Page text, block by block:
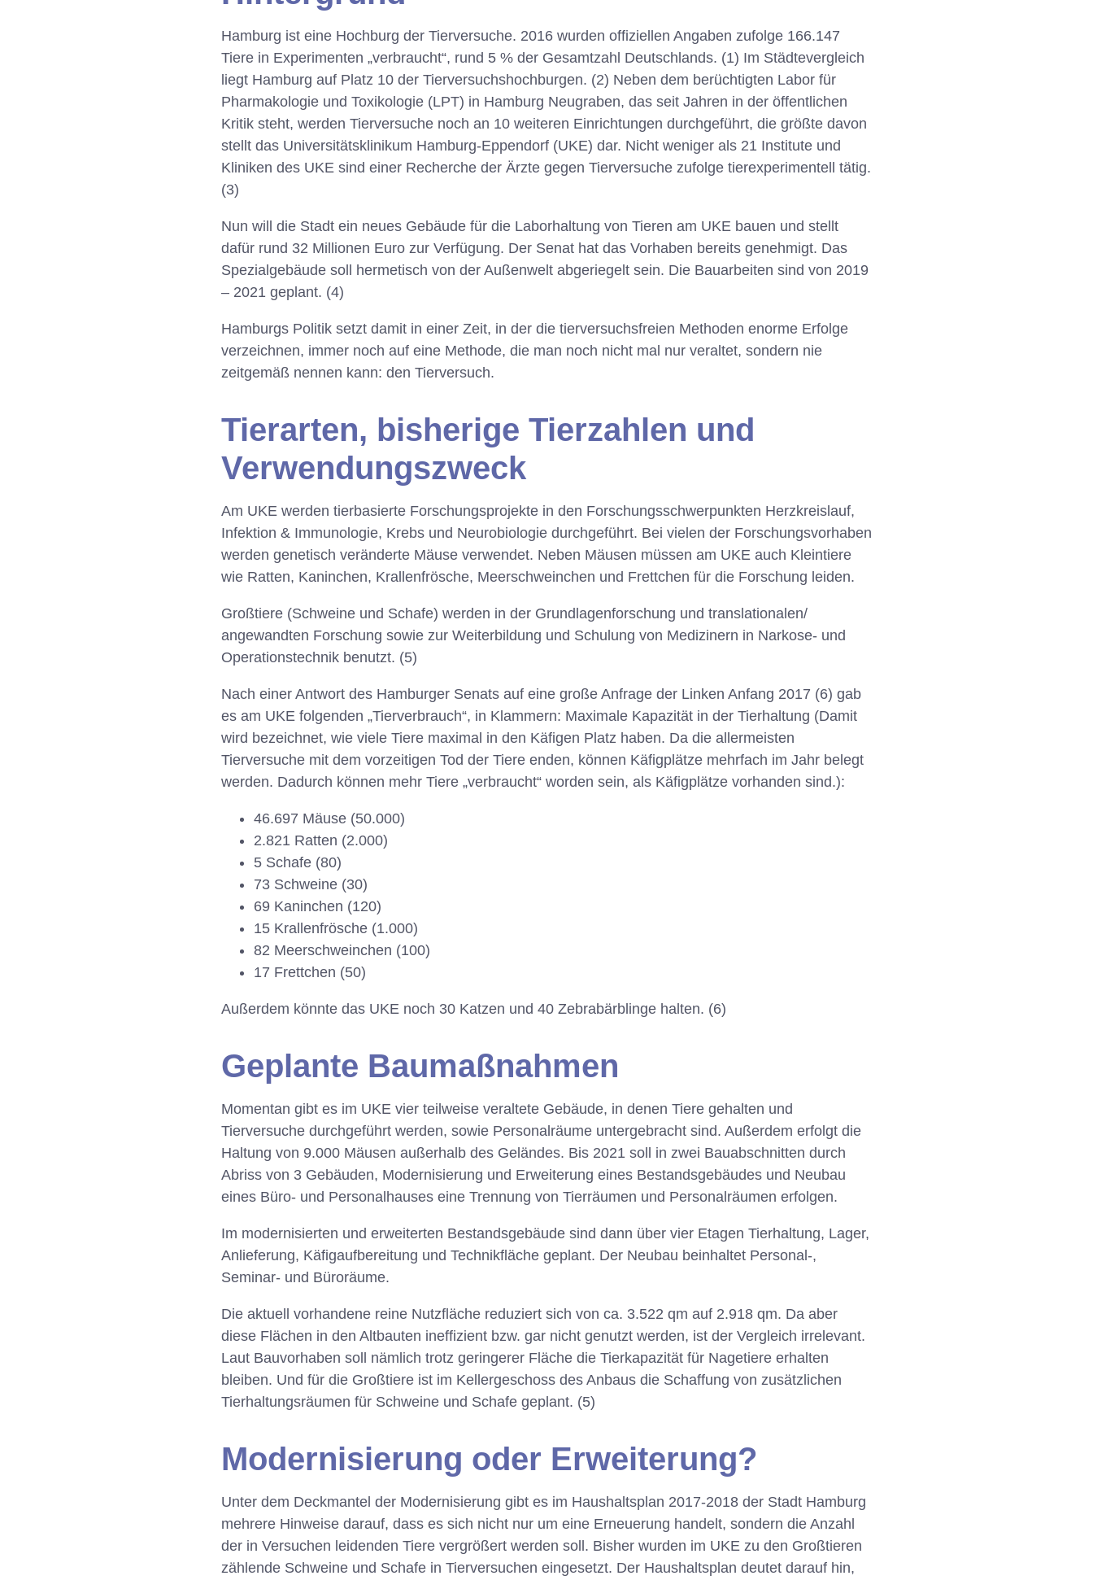
Hamburg ist eine Hochburg der Tierversuche. 2016 wurden offiziellen Angaben zufolge 166.147
Tiere in Experimenten „verbraucht“, rund 5 % der Gesamtzahl Deutschlands. (1) Im Städtevergleich
liegt Hamburg auf Platz 10 der Tierversuchshochburgen. (2) Neben dem berüchtigten Labor für
Pharmakologie und Toxikologie (LPT) in Hamburg Neugraben, das seit Jahren in der öffentlichen
Kritik steht, werden Tierversuche noch an 10 weiteren Einrichtungen durchgeführt, die größte davon
stellt das Universitätsklinikum Hamburg-Eppendorf (UKE) dar. Nicht weniger als 21 Institute und
Kliniken des UKE sind einer Recherche der Ärzte gegen Tierversuche zufolge tierexperimentell tätig.
(3)
Nun will die Stadt ein neues Gebäude für die Laborhaltung von Tieren am UKE bauen und stellt
dafür rund 32 Millionen Euro zur Verfügung. Der Senat hat das Vorhaben bereits genehmigt. Das
Spezialgebäude soll hermetisch von der Außenwelt abgeriegelt sein. Die Bauarbeiten sind von 2019
– 2021 geplant. (4)
Hamburgs Politik setzt damit in einer Zeit, in der die tierversuchsfreien Methoden enorme Erfolge
verzeichnen, immer noch auf eine Methode, die man noch nicht mal nur veraltet, sondern nie
zeitgemäß nennen kann: den Tierversuch.
Tierarten, bisherige Tierzahlen und
Verwendungszweck
Am UKE werden tierbasierte Forschungsprojekte in den Forschungsschwerpunkten Herzkreislauf,
Infektion & Immunologie, Krebs und Neurobiologie durchgeführt. Bei vielen der Forschungsvorhaben
werden genetisch veränderte Mäuse verwendet. Neben Mäusen müssen am UKE auch Kleintiere
wie Ratten, Kaninchen, Krallenfrösche, Meerschweinchen und Frettchen für die Forschung leiden.
Großtiere (Schweine und Schafe) werden in der Grundlagenforschung und translationalen/
angewandten Forschung sowie zur Weiterbildung und Schulung von Medizinern in Narkose- und
Operationstechnik benutzt. (5)
Nach einer Antwort des Hamburger Senats auf eine große Anfrage der Linken Anfang 2017 (6) gab
es am UKE folgenden „Tierverbrauch“, in Klammern: Maximale Kapazität in der Tierhaltung (Damit
wird bezeichnet, wie viele Tiere maximal in den Käfigen Platz haben. Da die allermeisten
Tierversuche mit dem vorzeitigen Tod der Tiere enden, können Käfigplätze mehrfach im Jahr belegt
werden. Dadurch können mehr Tiere „verbraucht“ worden sein, als Käfigplätze vorhanden sind.):
46.697 Mäuse (50.000)
2.821 Ratten (2.000)
5 Schafe (80)
73 Schweine (30)
69 Kaninchen (120)
15 Krallenfrösche (1.000)
82 Meerschweinchen (100)
17 Frettchen (50)
Außerdem könnte das UKE noch 30 Katzen und 40 Zebrabärblinge halten. (6)
Geplante Baumaßnahmen
Momentan gibt es im UKE vier teilweise veraltete Gebäude, in denen Tiere gehalten und
Tierversuche durchgeführt werden, sowie Personalräume untergebracht sind. Außerdem erfolgt die
Haltung von 9.000 Mäusen außerhalb des Geländes. Bis 2021 soll in zwei Bauabschnitten durch
Abriss von 3 Gebäuden, Modernisierung und Erweiterung eines Bestandsgebäudes und Neubau
eines Büro- und Personalhauses eine Trennung von Tierräumen und Personalräumen erfolgen.
Im modernisierten und erweiterten Bestandsgebäude sind dann über vier Etagen Tierhaltung, Lager,
Anlieferung, Käfigaufbereitung und Technikfläche geplant. Der Neubau beinhaltet Personal-,
Seminar- und Büroräume.
Die aktuell vorhandene reine Nutzfläche reduziert sich von ca. 3.522 qm auf 2.918 qm. Da aber
diese Flächen in den Altbauten ineffizient bzw. gar nicht genutzt werden, ist der Vergleich irrelevant.
Laut Bauvorhaben soll nämlich trotz geringerer Fläche die Tierkapazität für Nagetiere erhalten
bleiben. Und für die Großtiere ist im Kellergeschoss des Anbaus die Schaffung von zusätzlichen
Tierhaltungsräumen für Schweine und Schafe geplant. (5)
Modernisierung oder Erweiterung?
Unter dem Deckmantel der Modernisierung gibt es im Haushaltsplan 2017-2018 der Stadt Hamburg
mehrere Hinweise darauf, dass es sich nicht nur um eine Erneuerung handelt, sondern die Anzahl
der in Versuchen leidenden Tiere vergrößert werden soll. Bisher wurden im UKE zu den Großtieren
zählende Schweine und Schafe in Tierversuchen eingesetzt. Der Haushaltsplan deutet darauf hin,